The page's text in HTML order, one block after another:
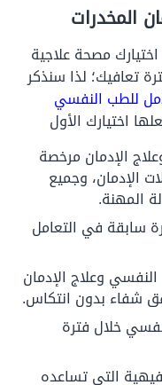
المخدرات
مصحة علاجية
تعافيك؛ لذا سنذكر
للطب النفسي
اختيارك الأول
الإدمان مرخصة
الإدمان، وجميع
المهنة.
سابقة في التعامل
وعلاج الإدمان
شفاء بدون انتكاس.
خلال فترة
التي تساعده